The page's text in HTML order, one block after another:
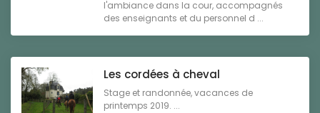
l'ambiance dans la cour, accompagnés
des enseignants et du personnel d ...
Les cordées à cheval
Stage et randonnée, vacances de
printemps 2019. ...